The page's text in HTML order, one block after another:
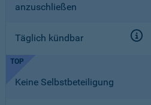
anzuschließen
Täglich kündbar
TOP
Keine Selbstbeteiligung